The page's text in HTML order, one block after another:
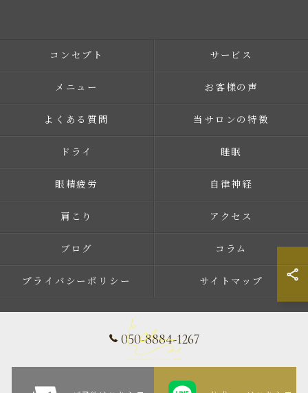
050-8884-1267
コンセプト サービス
メニュー お客様の声
よくある質問 当サロンの特徴
ドライ 睡眠
眼精疲労 自律神経
肩こり アクセス
ブログ コラム
プライバシーポリシー サイトマップ